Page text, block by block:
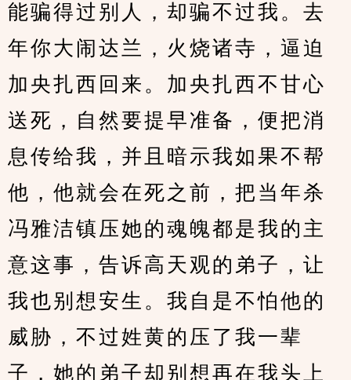
能骗得过别人，却骗不过我。去
年你大闹达兰，火烧诸寺，逼迫
加央扎西回来。加央扎西不甘心
送死，自然要提早准备，便把消
息传给我，并且暗示我如果不帮
他，他就会在死之前，把当年杀
冯雅洁镇压她的魂魄都是我的主
意这事，告诉高天观的弟子，让
我也别想安生。我自是不怕他的
威胁，不过姓黄的压了我一辈
子，她的弟子却别想再在我头上